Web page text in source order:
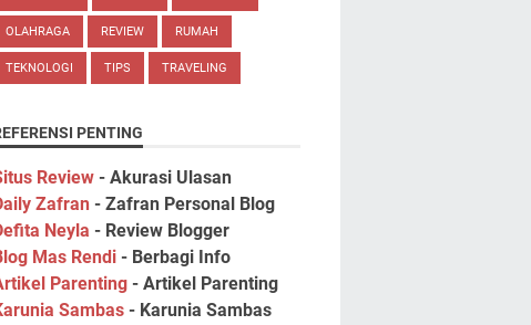
OLAHRAGA REVIEW RUMAH
TEKNOLOGI TIPS TRAVELING
PENTING
Review- Akurasi Ulasan
Zafran - Zafran Personal Blog
Neyla - Review Blogger
Mas Rendi- Berbagi Info
Parenting- Artikel Parenting
Sambas- Karunia Sambas